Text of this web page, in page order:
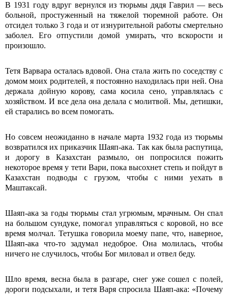
В 1931 году вдруг вернулся из тюрьмы дядя Гаврил — весь
больной, простуженный на тяжелой тюремной работе. Он
отсидел только 3 года и от изнурительной работы смертельно
заболел. Его отпустили домой умирать, что вскорости и
произошло.
Тетя Варвара осталась вдовой. Она стала жить по соседству с
домом моих родителей, я постоянно находилась при ней. Она
держала дойную корову, сама косила сено, управлялась с
хозяйством. И все дела она делала с молитвой. Мы, детишки,
ей старались во всем помогать.
Но совсем неожиданно в начале марта 1932 года из тюрьмы
возвратился их приказчик Шаяп-ака. Так как была распутица,
и дорогу в Казахстан размыло, он попросился пожить
некоторое время у тети Вари, пока высохнет степь и пойдут в
Казахстан подводы с грузом, чтобы с ними уехать в
Маштаксай.
Шаяп-ака за годы тюрьмы стал угрюмым, мрачным. Он спал
на большом сундуке, помогал управляться с коровой, но все
время молчал. Тетушка говорила моему папе, что, наверное,
Шаяп-ака что-то задумал недоброе. Она молилась, чтобы
ничего не случилось, чтобы Бог миловал и отвел беду.
Шло время, весна была в разгаре, снег уже сошел с полей,
дороги подсыхали, и тетя Варя спросила Шаяп-ака: «Почему